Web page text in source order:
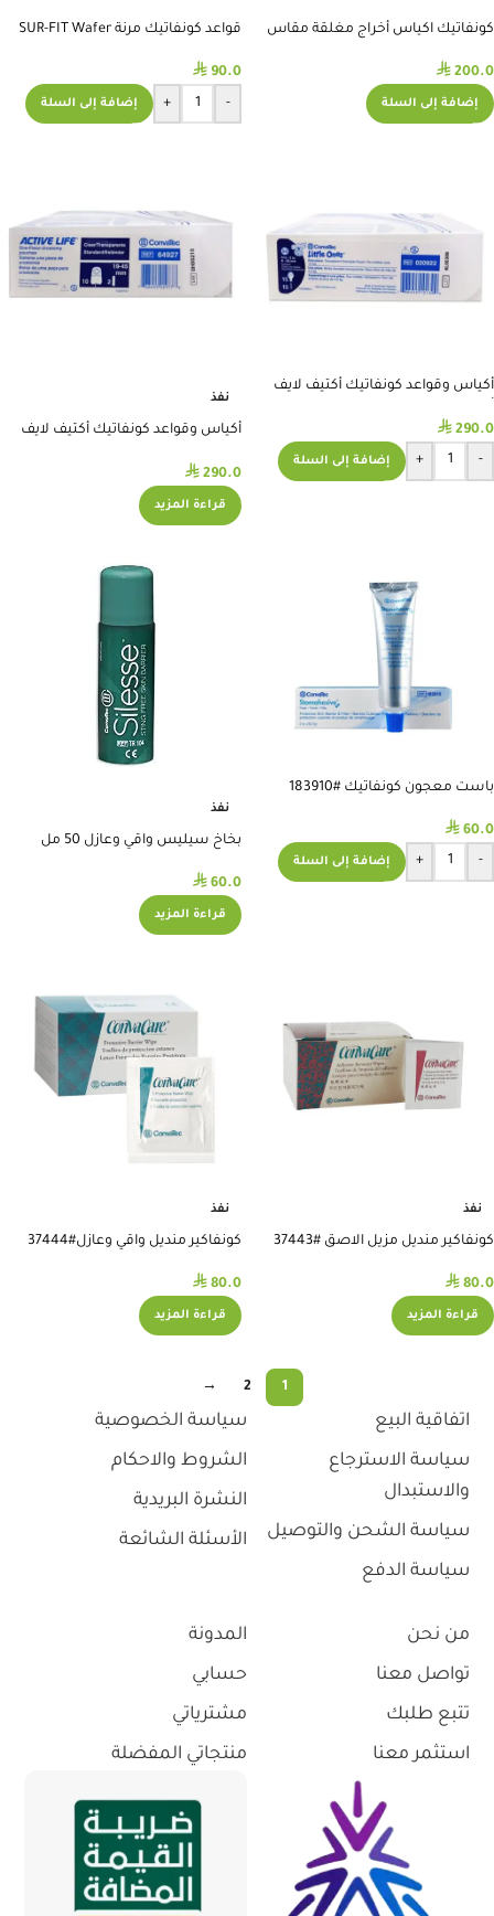
كونفاتيك اكياس أخراج مغلقة مقاس
⃁ 200.0
إضافة إلى السلة
قواعد كونفاتيك مرنة SUR-FIT Wafer
⃁ 90.0
-
+ إضافة إلى السلة
أكياس وقواعد كونفاتيك أكتيف لايف
⃁ 290.0
-
+ إضافة إلى السلة
نفذ
أكياس وقواعد كونفاتيك أكتيف لايف
⃁ 290.0
قراءة المزيد
باست معجون كونفاتيك #183910
⃁ 60.0
-
+ إضافة إلى السلة
نفذ
بخاخ سيليس واقي وعازل 50 مل
⃁ 60.0
قراءة المزيد
نفذ
كونفاكير منديل مزيل الاصق #37443
⃁ 80.0
قراءة المزيد
نفذ
كونفاكير منديل واقي وعازل#37444
⃁ 80.0
قراءة المزيد
1
2
→
اتفاقية البيع
سياسة الاسترجاع
والاستبدال
سياسة الشحن والتوصيل
سياسة الدفع
سياسة الخصوصية
الشروط والاحكام
النشرة البريدية
الأسئلة الشائعة
من نحن
تواصل معنا
تتبع طلبك
استثمر معنا
المدونة
حسابي
مشترياتي
منتجاتي المفضلة